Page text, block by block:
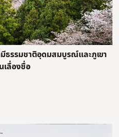
ธรรมชาติอุดมสมบูรณ์และภูเขา
เลื่องชื่อ